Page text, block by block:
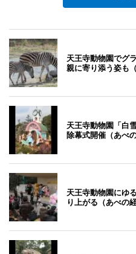
天王寺動物園でグ
親に寄り添う姿も
天王寺動物園「白
除幕式開催（あべ
天王寺動物園にゆ
り上がる（あべの